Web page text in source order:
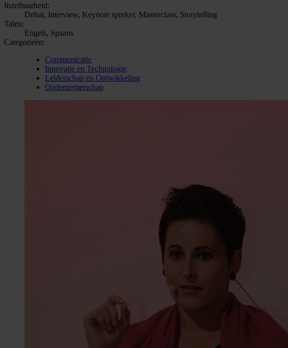
Inzetbaarheid:
Debat, Interview, Keynote spreker, Masterclass, Storytelling
Talen:
Engels, Spaans
Categorieën:
Communicatie
Innovatie en Technologie
Leiderschap en Ontwikkeling
Ondernemerschap